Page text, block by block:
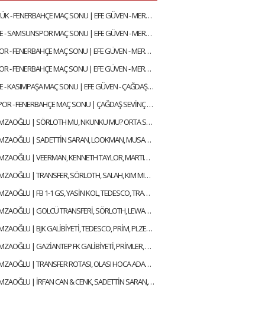
KARAGÜMRÜK - FENERBAHÇE MAÇ SONU | EFE GÜVEN - MERT KURT
FENERBAHÇE - SAMSUNSPOR MAÇ SONU | EFE GÜVEN - MERT KURT
ANTALYASPOR - FENERBAHÇE MAÇ SONU | EFE GÜVEN - MERT KURT
ANTALYASPOR - FENERBAHÇE MAÇ SONU | EFE GÜVEN - MERT KURT
FENERBAHÇE - KASIMPAŞA MAÇ SONU | EFE GÜVEN - ÇAĞDAŞ SEVİNÇ
TRABZONSPOR - FENERBAHÇE MAÇ SONU | ÇAĞDAŞ SEVİNÇ - MERT KURT
SERCAN HAMZAOĞLU | SÖRLOTH MU, NKUNKU MU? ORTA SAHA TRANSFERİ, SÜPER KUPA | GÜNDEM FENERBAHÇE
SERCAN HAMZAOĞLU | SADETTİN SARAN, LOOKMAN, MUSABA, SÖRLOTH, FRATTESI, TRANSFER | GÜNDEM FENERBAHÇE
SERCAN HAMZAOĞLU | VEERMAN, KENNETH TAYLOR, MARTINELLI, SÖRLOTH TRANSFERİ | GÜNDEM FENERBAHÇE
SERCAN HAMZAOĞLU | TRANSFER, SÖRLOTH, SALAH, KIM MIN JAE, AYRILIKLAR, MERT HAKAN | GÜNDEM FENERBAHÇE
SERCAN HAMZAOĞLU | FB 1-1 GS, YASİN KOL, TEDESCO, TRANSFER KARARLARI, EN NESYRI | GÜNDEM FENERBAHÇE
SERCAN HAMZAOĞLU | GOLCÜ TRANSFERİ, SÖRLOTH, LEWANDOWSKI, SANCHO, RİZESPOR-FB | GÜNDEM FENERBAHÇE
SERCAN HAMZAOĞLU | BJK GALİBİYETİ, TEDESCO, PRİM, PLZEN-FB, TRANSFER PLANI | GÜNDEM FENERBAHÇE
SERCAN HAMZAOĞLU | GAZİANTEP FK GALİBİYETİ, PRİMLER, BEŞİKTAŞ DERBİSİ | GÜNDEM FENERBAHÇE
SERCAN HAMZAOĞLU | TRANSFER ROTASI, OLASI HOCA ADAYLARI, ALİ KOÇ, AZİZ YILDIRIM | GÜNDEM FENERBAHÇE
SERCAN HAMZAOĞLU | İRFAN CAN & CENK, SADETTİN SARAN, PORTEKİZ KAMPI, TEDESCO | GÜNDEM FENERBAHÇE